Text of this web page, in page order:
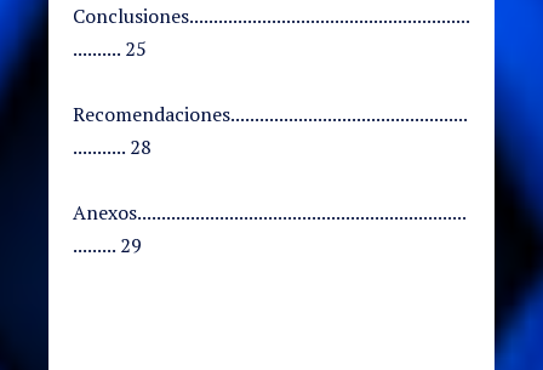
Conclusiones..........................................................
.......... 25
Recomendaciones.................................................
........... 28
Anexos....................................................................
......... 29